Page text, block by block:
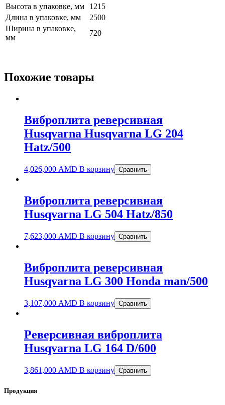
Высота в упаковке, мм
1215
Длина в упаковке, мм
2500
Ширина в упаковке,
мм
720
Похожие товары
Виброплита реверсивная
Husqvarna Husqvarna LG 204
Hatz/500
4,026,000 AMD В корзину Сравнить
Виброплита реверсивная
Husqvarna LG 504 Hatz/850
7,623,000 AMD В корзину Сравнить
Виброплита реверсивная
Husqvarna LG 300 Honda man/500
3,107,000 AMD В корзину Сравнить
Реверсивная виброплита
Husqvarna LG 164 D/600
3,861,000 AMD В корзину Сравнить
Продукция